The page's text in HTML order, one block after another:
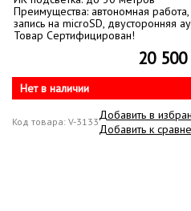
Преимущества: автономная
запись на microSD, двусторонняя
Товар Сертифицирован!
20
Нет в наличии
Код товара: V-3133Добавить в
Добавить к